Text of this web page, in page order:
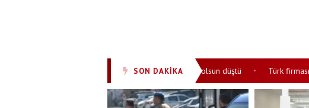
SON DAKİKA
Trump’tan İran mesajı! Tansiyon bir nebze olsun düştü • Türk firması